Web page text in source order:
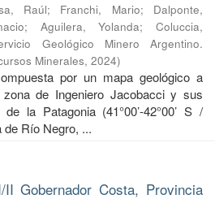
Raúl; Franchi, Mario; Dalponte,
; Aguilera, Yolanda;Coluccia,
Geológico Minero Argentino.
Minerales, 2024)
por un mapa geológico a
de Ingeniero Jacobacci y sus
la Patagonia (41°00’-42°00’ S /
de Río Negro, ...
II Gobernador Costa, Provincia